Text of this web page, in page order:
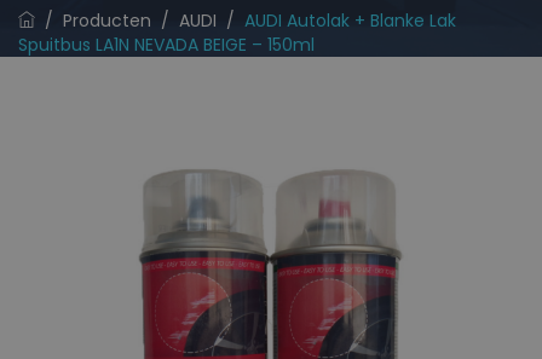
/ Producten / AUDI / AUDI Autolak + Blanke Lak
Spuitbus LA1N NEVADA BEIGE – 150ml